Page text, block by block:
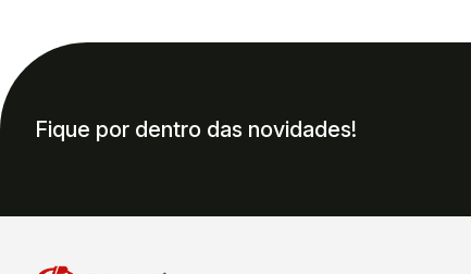
Fique por dentro das novidades!